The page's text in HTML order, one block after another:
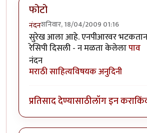
फोटो
नंदनशनिवार, 18/04/2009 01:16
सुरेख आला आहे. एनपीआरवर
रेसिपी दिसली - न मळता केलेलापाव
नंदन
मराठी साहित्यविषयक अनुदिनी
प्रतिसाद देण्यासाठीलॉग इन करा